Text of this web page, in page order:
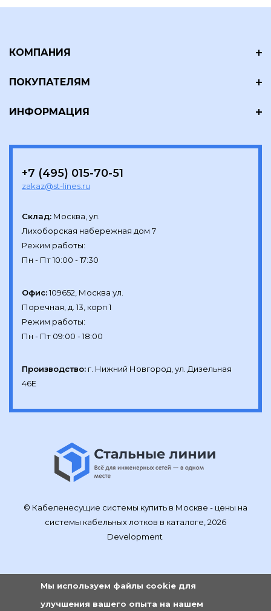
КОМПАНИЯ
ПОКУПАТЕЛЯМ
ИНФОРМАЦИЯ
+7 (495) 015-70-51
zakaz@st-lines.ru
Склад: Москва, ул.
Лихоборская набережная дом 7
Режим работы:
Офис:109652, Москва ул.
Поречная, д. 13, корп 1
Режим работы:
Производство: г. Нижний Новгород, ул. Дизельная
46Е
© Кабеленесущие системы купить в Москве - цены на
системы кабельных лотков в каталоге, 2026
Development
Мы используем файлы cookie для
улучшения вашего опыта на нашем